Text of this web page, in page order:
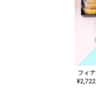
¥2,722